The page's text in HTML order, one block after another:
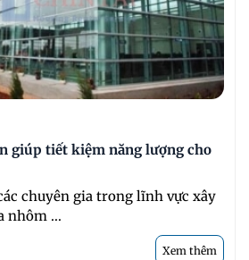
giúp tiết kiệm năng lượng cho
chuyên gia trong lĩnh vực xây
nhôm ...
Xem thêm